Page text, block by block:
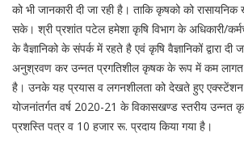
को भी जानकारी दी जा रही है। ताकि कृषको को
सके। श्री प्रशांत पटेल हमेशा कृषि विभाग के अधिकारी/
के वैज्ञानिको के संपर्क में रहते है एवं कृषि वैज्ञानिकों द्वारा दी
अनुश्रवण कर उन्नत प्रगतिशील कृषक के रूप में कम लागत
है। उनके यह प्रयास व लगनशीलता को देखते हुए एक्स्टेंशन
योजनांतर्गत वर्ष 2020-21 के विकासखण्ड स्तरीय
प्रशस्ति पत्र व 10 हजार रू. प्रदाय किया गया है।